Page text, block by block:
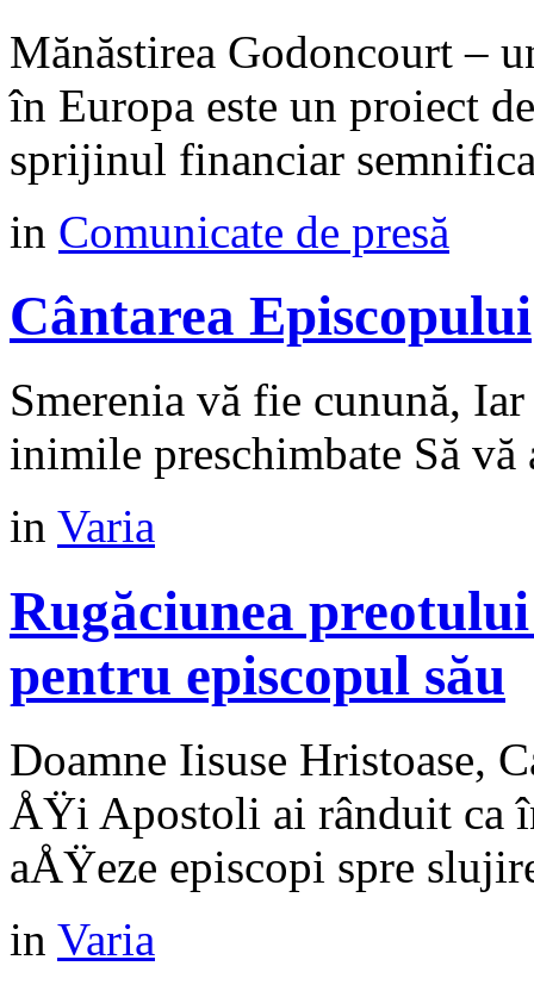
Mănăstirea Godoncourt –
în Europa este un proiect
sprijinul financiar
in Comunicate de presă
Cântarea Episcopului
Smerenia vă fie cunună,
inimile preschimbate Să
in Varia
Rugăciunea
pentru episcopul său
Doamne Iisuse Hristoase,
ÅŸi Apostoli ai rânduit ca
aÅŸeze episcopi spre
in Varia